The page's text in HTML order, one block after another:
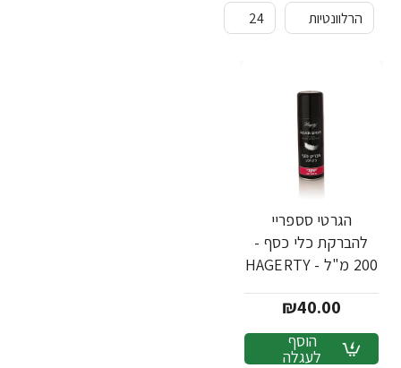
הגרטי סספריי
להברקת כלי כסף -
200 מ"ל - HAGERTY
₪40.00
הוסף
לעגלה